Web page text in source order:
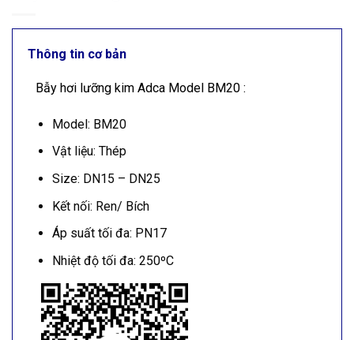
Thông tin cơ bản
Bẫy hơi lưỡng kim Adca Model BM20 :
Model: BM20
Vật liệu: Thép
Size: DN15 – DN25
Kết nối: Ren/ Bích
Áp suất tối đa: PN17
Nhiệt độ tối đa: 250ºC